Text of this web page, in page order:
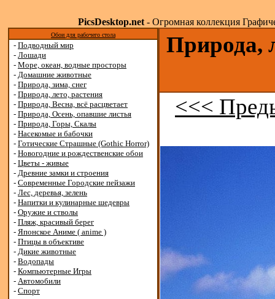
PicsDesktop.net- Огромная коллекция
Обои для рабочего стола
- Подводный мир
- Лошади
- Море, океан, водные просторы
- Домашние животные
- Природа, зима, снег
- Природа, лето, растения
- Природа, Весна, всё расцветает
- Природа, Осень, опавшие листья
- Природа, Горы, Скалы
- Насекомые и бабочки
- Готические Страшные (Gothic Horror)
- Новогодние и рождественские обои
- Цветы - живые
- Древние замки и строения
- Современные Городские пейзажи
- Лес, деревья, зелень
- Напитки и кулинарные шедевры
- Оружие и стволы
- Пляж, красивый берег
- Японское Аниме ( anime )
- Птицы в объективе
- Дикие животные
- Водопады
- Компьютерные Игры
- Автомобили
- Спорт
Природа,
<<<